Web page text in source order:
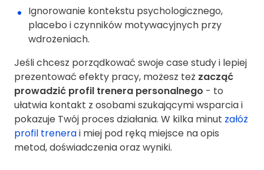
Ignorowanie kontekstu psychologicznego,
placebo i czynników motywacyjnych przy
wdrożeniach.
Jeśli chcesz porządkować swoje case study i lepiej
prezentować efekty pracy, możesz też zacząć
prowadzić profil trenera personalnego - to
ułatwia kontakt z osobami szukającymi wsparcia i
pokazuje Twój proces działania. W kilka minut załóż
profil trenerai miej pod ręką miejsce na opis
metod, doświadczenia oraz wyniki.